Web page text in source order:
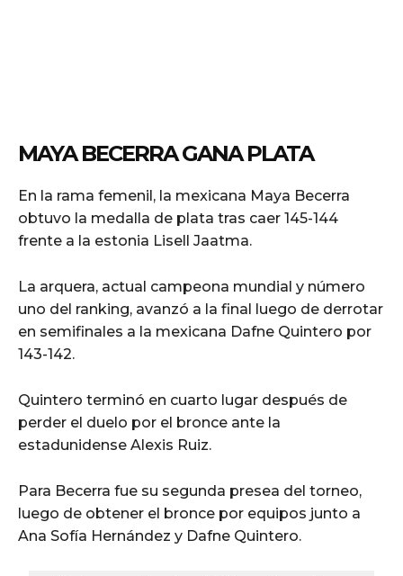
MAYA BECERRA GANA PLATA
En la rama femenil, la mexicana Maya Becerra
obtuvo la medalla de plata tras caer 145-144
frente a la estonia Lisell Jaatma.
La arquera, actual campeona mundial y número
uno del ranking, avanzó a la final luego de derrotar
en semifinales a la mexicana Dafne Quintero por
143-142.
Quintero terminó en cuarto lugar después de
perder el duelo por el bronce ante la
estadunidense Alexis Ruiz.
Para Becerra fue su segunda presea del torneo,
luego de obtener el bronce por equipos junto a
Ana Sofía Hernández y Dafne Quintero.